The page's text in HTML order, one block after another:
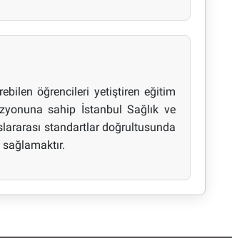
öğrencileri yetiştiren eğitim
sahip İstanbul Sağlık ve
standartlar doğrultusunda